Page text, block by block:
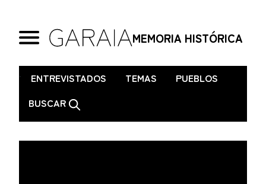
MEMORIA HISTÓRICA
. ENTREVISTADOS TEMAS
PUEBLOS
BUSCAR